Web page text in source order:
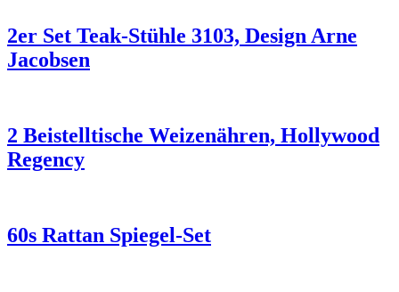
2er Set Teak-Stühle 3103, Design Arne
Jacobsen
2 Beistelltische Weizenähren, Hollywood
Regency
60s Rattan Spiegel-Set